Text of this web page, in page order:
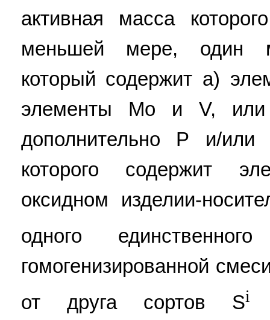
активная масса
меньшей мере, один
который содержит a)
элементы Мо и V,
дополнительно Р и/
которого содержит
оксидном изделии-
одного
гомогенизированной
от друга сортов Si